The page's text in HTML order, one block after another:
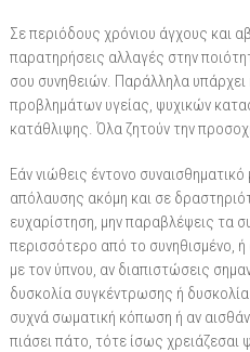
Σε περιόδους χρόνιου άγχους και
παρατηρήσεις αλλαγές στην
σου συνηθειών. Παράλληλα υπάρχει
προβλημάτων υγείας, ψυχικών
κατάθλιψης. Όλα ζητούν την
Εάν νιώθεις έντονο
απόλαυσης ακόμη και σε
ευχαρίστηση, μην παραβλέψεις τα
περισσότερο από το συνηθισμένο,
με τον ύπνου, αν διαπιστώσεις
δυσκολία συγκέντρωσης ή
συχνά σωματική κόπωση ή αν
πιάσει πάτο, τότε ίσως χρειάζεσαι